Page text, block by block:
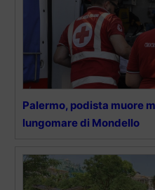
Palermo, podista muore
lungomare di Mondello